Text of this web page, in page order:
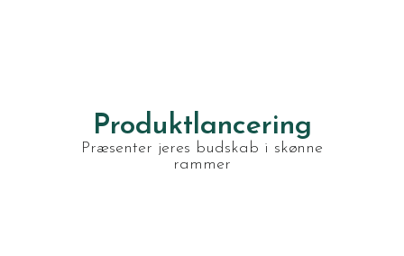
Produktlancering
Præsenter jeres budskab i skønne
rammer